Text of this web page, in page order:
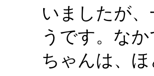
いましたが
うです。な
ちゃんは、